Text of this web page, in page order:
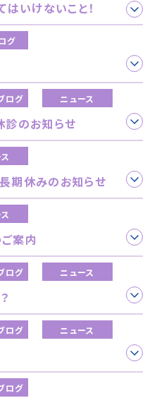
はいけないこと！
グ
ログ ニュース
診のお知らせ
期休みのお知らせ
案内
ログ ニュース
ログ ニュース
ログ